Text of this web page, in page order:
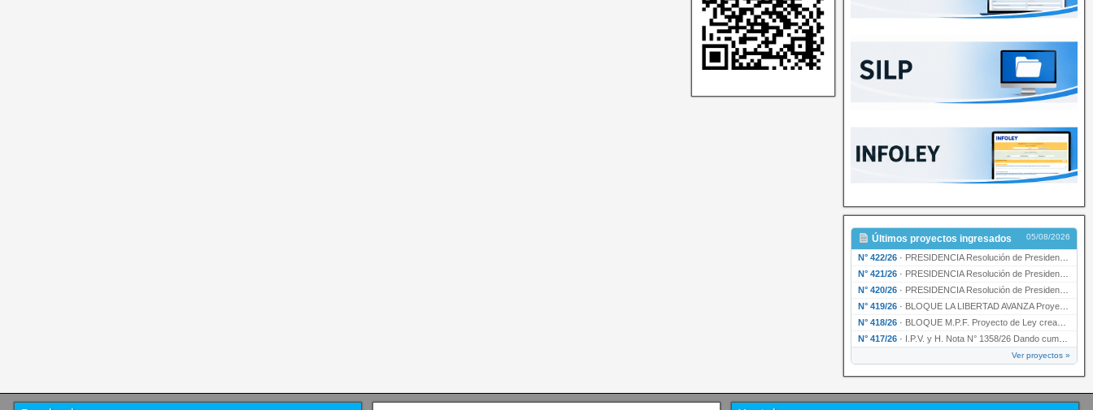
Últimos proyectos ingresados 05/08/2026
N° 422/26 · PRESIDENCIA Resolución de Presidencia N° 200/26 para su ratificación.
N° 421/26 · PRESIDENCIA Resolución de Presidencia N° 199/26 para su ratificación.
N° 420/26 · PRESIDENCIA Resolución de Presidencia N° 198/26 para su ratificación.
N° 419/26 · BLOQUE LA LIBERTAD AVANZA Proyecto de Ley declarando la esencialidad del servicio educativ…
N° 418/26 · BLOQUE M.P.F. Proyecto de Ley creando el Ente Único Regulador de servicios públicos de la …
N° 417/26 · I.P.V. y H. Nota N° 1358/26 Dando cumplimiento al artículo 29 de la Ley provincial N° 1399…
Ver proyectos »